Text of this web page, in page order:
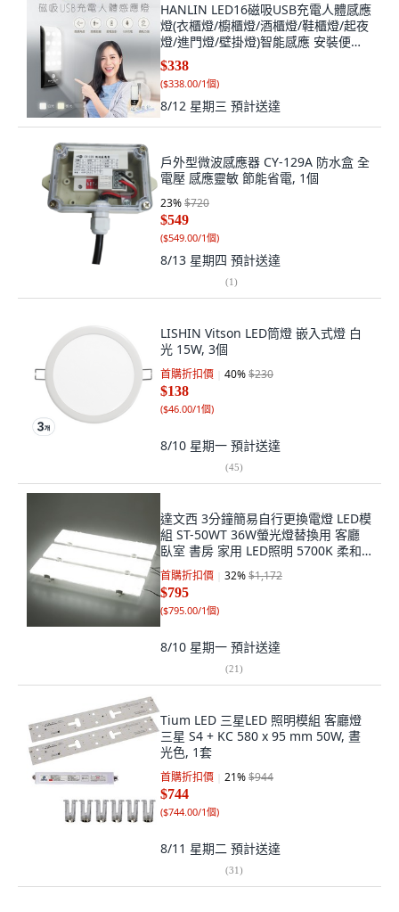
HANLIN LED16磁吸USB充電人體感應
燈(衣櫃燈/櫥櫃燈/酒櫃燈/鞋櫃燈/起夜
燈/進門燈/壁掛燈)智能感應 安裝便捷
USB充電, 1個, 白光
$338
($338.00/1個)
8/12 星期三 預計送達
戶外型微波感應器 CY-129A 防水盒 全
電壓 感應靈敏 節能省電, 1個
23%$720
$549
($549.00/1個)
8/13 星期四 預計送達
(1)
LISHIN Vitson LED筒燈 嵌入式燈 白
光 15W, 3個
首購折扣價 40%$230
$138
($46.00/1個)
8/10 星期一 預計送達
(45)
達文西 3分鐘簡易自行更換電燈 LED模
組 ST-50WT 36W螢光燈替換用 客廳
臥室 書房 家用 LED照明 5700K 柔和
白光 3入, 晝光色, 1個
首購折扣價 32%$1,172
$795
($795.00/1個)
8/10 星期一 預計送達
(21)
Tium LED 三星LED 照明模組 客廳燈
三星 S4 + KC 580 x 95 mm 50W, 晝
光色, 1套
首購折扣價 21%$944
$744
($744.00/1個)
8/11 星期二 預計送達
(31)